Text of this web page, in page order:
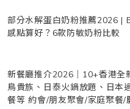
部分水解蛋白奶粉推薦2026 |
感點算好？6款防敏奶粉比較
新餐廳推介2026｜10+香港全
鳥貴族、日泰火鍋放題、日本
餐等 約會/朋友聚會/家庭聚餐/